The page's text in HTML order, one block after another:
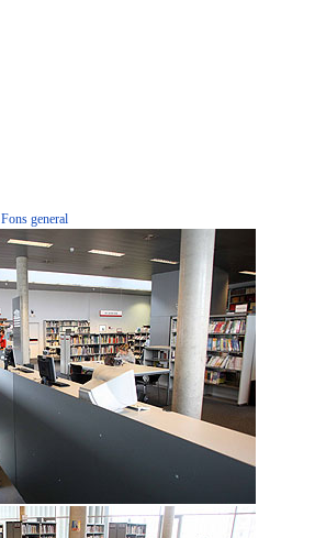
Fons general